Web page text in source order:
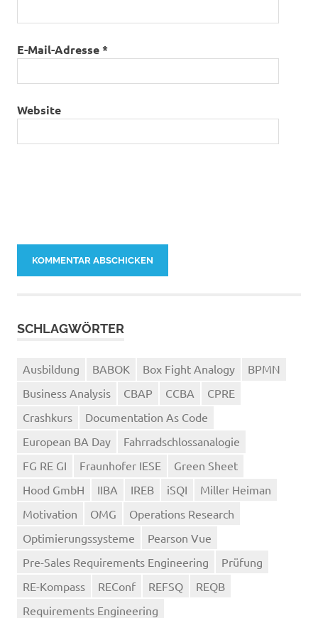
E-Mail-Adresse*
Website
SCHLAGWÖRTER
Ausbildung BABOK Box Fight Analogy
BPMN
Business Analysis
CBAP CCBA
CPRE
Crashkurs
Documentation As Code
European BA Day
Fahrradschlossanalogie
FG RE GI
Fraunhofer IESE
Green Sheet
Hood GmbH
IIBA IREB iSQI
Miller Heiman
Motivation
OMG
Operations Research
Optimierungssysteme
Pearson Vue
Pre-Sales Requirements Engineering
Prüfung
RE-Kompass
REConf REFSQ
REQB
Requirements Engineering